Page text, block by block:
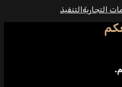
التجاريةالتنفيذ